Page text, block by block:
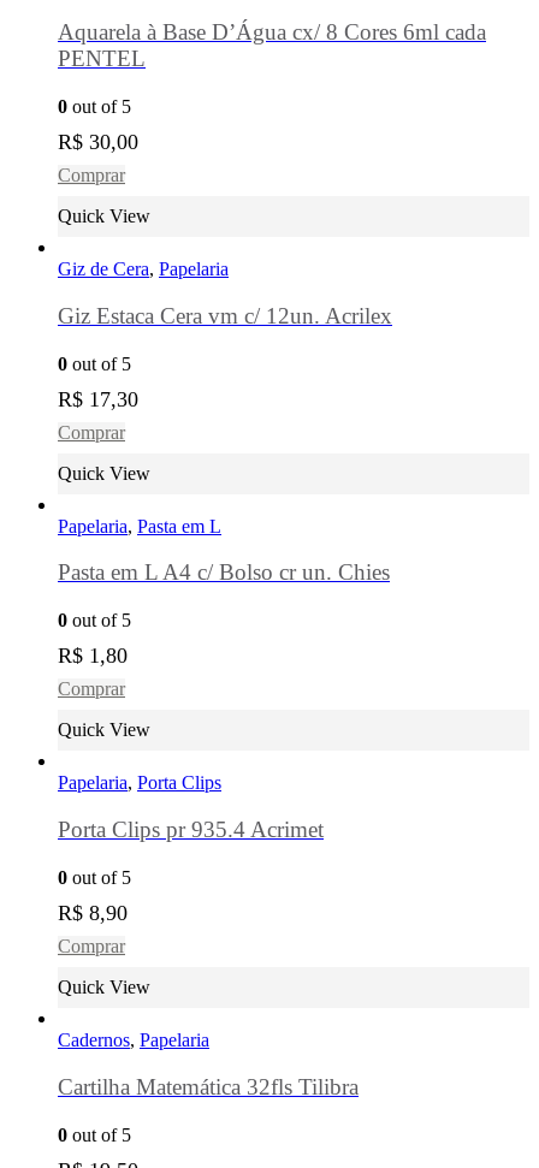
Aquarela à Base D’Água cx/ 8 Cores 6ml cada
PENTEL
0 out of 5
R$ 30,00
Comprar
Quick View
Giz de Cera, Papelaria
Giz Estaca Cera vm c/ 12un. Acrilex
0 out of 5
R$ 17,30
Comprar
Quick View
Papelaria, Pasta em L
Pasta em L A4 c/ Bolso cr un. Chies
0 out of 5
R$ 1,80
Comprar
Quick View
Papelaria, Porta Clips
Porta Clips pr 935.4 Acrimet
0 out of 5
R$ 8,90
Comprar
Quick View
Cadernos, Papelaria
Cartilha Matemática 32fls Tilibra
0 out of 5